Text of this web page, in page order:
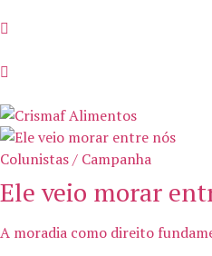
Colunistas / Campanha
Ele veio morar
A moradia como direito